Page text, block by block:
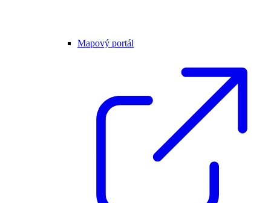
Mapový portál